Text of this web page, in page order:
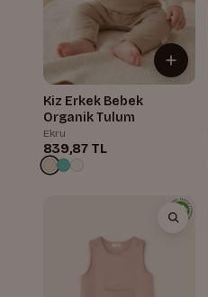
Kiz Erkek Bebek
Organik Tulum
Ekru
839,87 TL